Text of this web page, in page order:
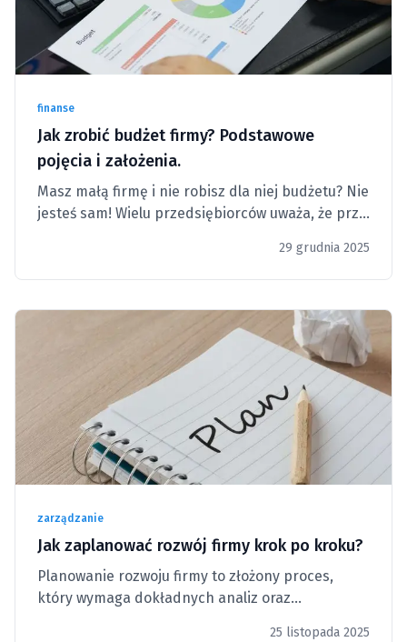
finanse
Jak zrobić budżet firmy? Podstawowe
pojęcia i założenia.
Masz małą firmę i nie robisz dla niej budżetu? Nie
jesteś sam! Wielu przedsiębiorców uważa, że przy
Tymczasem takie ćwiczenie może być bardzo
pomocne.
29 grudnia 2025
zarządzanie
Jak zaplanować rozwój firmy krok po kroku?
Planowanie rozwoju firmy to złożony proces,
który wymaga dokładnych analiz oraz
25 listopada 2025